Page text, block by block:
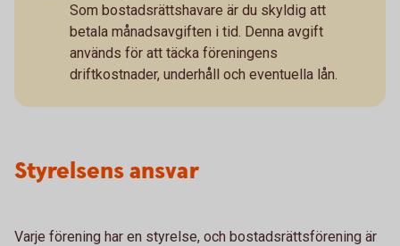
Som bostadsrättshavare är du skyldig att
betala månadsavgiften i tid. Denna avgift
används för att täcka föreningens
driftkostnader, underhåll och eventuella lån.
Styrelsens ansvar
Varje förening har en styrelse, och bostadsrättsförening är